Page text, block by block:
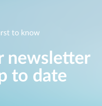
to know
newsletter
to date